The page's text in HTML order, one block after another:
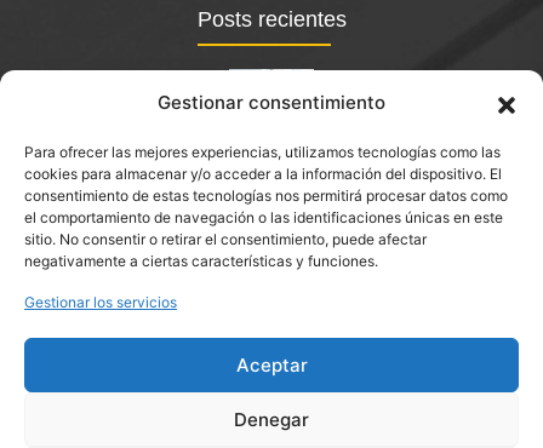
Gestionar consentimiento
Para ofrecer las mejores experiencias, utilizamos tecnologías como las
cookies para almacenar y/o acceder a la información del dispositivo. El
consentimiento de estas tecnologías nos permitirá procesar datos como
el comportamiento de navegación o las identificaciones únicas en este
sitio. No consentir o retirar el consentimiento, puede afectar
negativamente a ciertas características y funciones.
Gestionar los servicios
Aceptar
Denegar
Posts recientes
El bono joven de vivienda: qué es y quién lo puede
solicitar?
septiembre 14, 2023